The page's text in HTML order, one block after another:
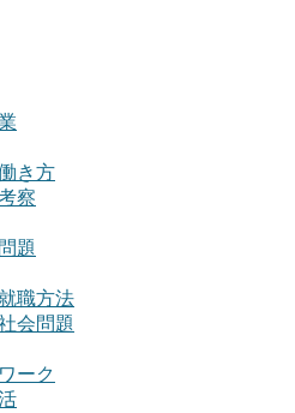
き方
察
題
職方法
会問題
ーク